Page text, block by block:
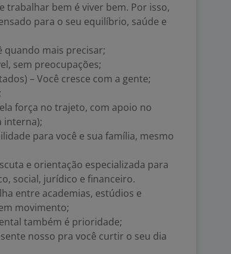
trabalhar bem é viver bem. Por isso,
para o seu equilíbrio, saúde e
quando mais precisar;
sem preocupações;
– Você cresce com a gente;
força no trajeto, com apoio no
interna);
para você e sua família, mesmo
e orientação especializada para
social, jurídico e financeiro.
entre academias, estúdios e
movimento;
também é prioridade;
nosso pra você curtir o seu dia